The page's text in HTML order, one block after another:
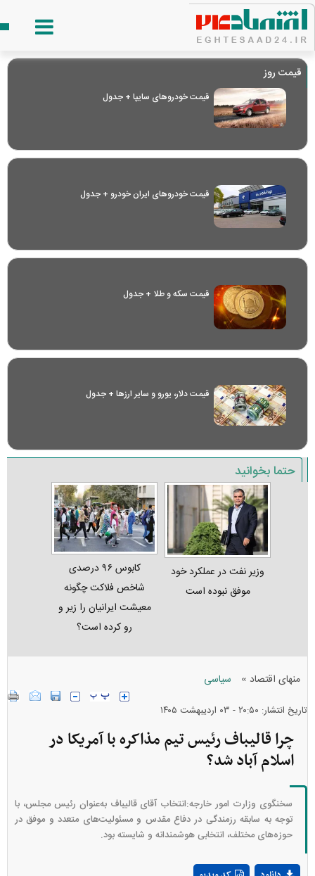
قیمت روز
قیمت خودرو‌های سایپا + جدول
قیمت خودرو‌های ایران خودرو + جدول
قیمت سکه و طلا + جدول
قیمت دلار، یورو و سایر ارز‌ها + جدول
حتما بخوانید
وزیر نفت در عملکرد خود
موفق نبوده است
کابوس ۹۶ درصدی
شاخص فلاکت چگونه
معیشت ایرانیان را زیر و
رو کرده است؟
منهای اقتصاد » سیاسی
تاریخ انتشار: ۲۰:۵۰ - ۰۳ ارديبهشت ۱۴۰۵
چرا قالیباف رئیس تیم مذاکره با آمریکا در
اسلام آباد شد؟
سخنگوی وزارت امور خارجه:انتخاب آقای قالیباف به‌عنوان رئیس مجلس، با
توجه به سابقه رزمندگی در دفاع مقدس و مسئولیت‌های متعدد و موفق در
حوزه‌های مختلف، انتخابی هوشمندانه و شایسته بود.